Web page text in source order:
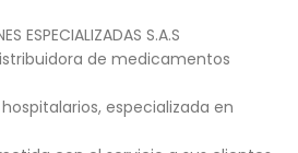
ESPECIALIZADAS S.A.S
de medicamentos
especializada en